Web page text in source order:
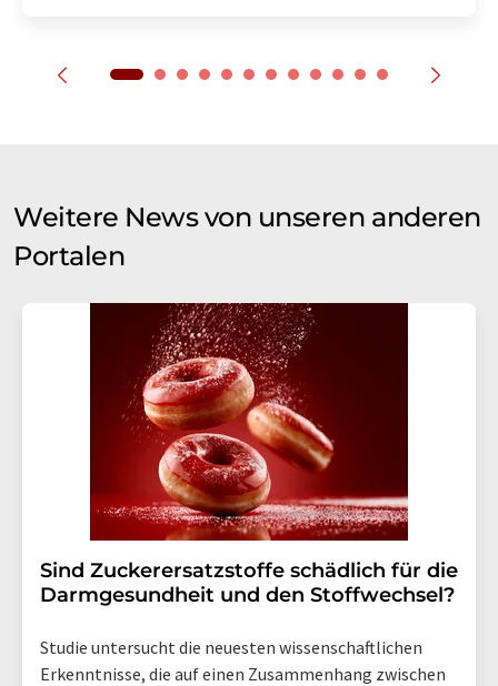
Weitere News von unseren anderen
Portalen
Sind Zuckerersatzstoffe schädlich für die
Darmgesundheit und den Stoffwechsel?
Studie untersucht die neuesten wissenschaftlichen
Erkenntnisse, die auf einen Zusammenhang zwischen